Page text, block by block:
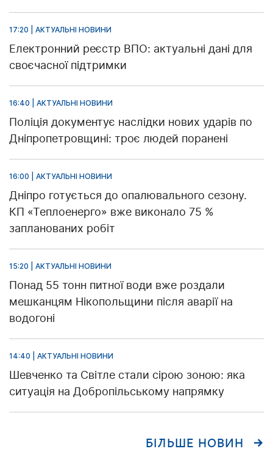
17:20 | АКТУАЛЬНІ НОВИНИ
Електронний реєстр ВПО: актуальні дані для
своєчасної підтримки
16:40 | АКТУАЛЬНІ НОВИНИ
Поліція документує наслідки нових ударів по
Дніпропетровщині: троє людей поранені
16:00 | АКТУАЛЬНІ НОВИНИ
Дніпро готується до опалювального сезону.
КП «Теплоенерго» вже виконало 75 %
запланованих робіт
15:20 | АКТУАЛЬНІ НОВИНИ
Понад 55 тонн питної води вже роздали
мешканцям Нікопольщини після аварії на
водогоні
14:40 | АКТУАЛЬНІ НОВИНИ
Шевченко та Світле стали сірою зоною: яка
ситуація на Добропільському напрямку
БІЛЬШЕ НОВИН